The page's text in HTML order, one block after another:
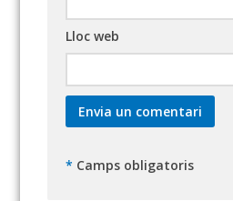
Lloc web
* Camps obligatoris